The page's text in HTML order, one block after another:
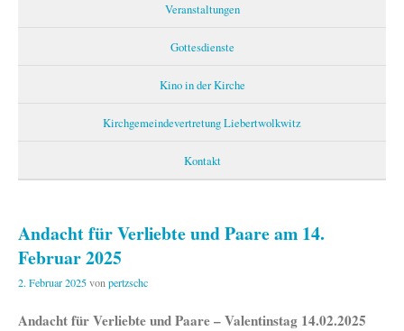
Veranstaltungen
Gottesdienste
Kino in der Kirche
Kirchgemeindevertretung Liebertwolkwitz
Kontakt
Andacht für Verliebte und Paare am 14.
Februar 2025
2. Februar 2025von pertzschc
Andacht für Verliebte und Paare – Valentinstag 14.02.2025